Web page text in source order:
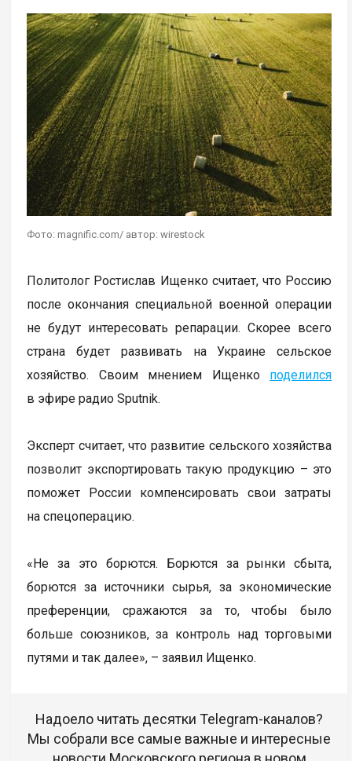
Фото: magnific.com/ автор: wirestock
Политолог Ростислав Ищенко считает, что Россию
после окончания специальной военной операции
не будут интересовать репарации. Скорее всего
страна будет развивать на Украине сельское
хозяйство. Своим мнением Ищенко поделился
в эфире радио Sputnik.
Эксперт считает, что развитие сельского хозяйства
позволит экспортировать такую продукцию – это
поможет России компенсировать свои затраты
на спецоперацию.
«Не за это борются. Борются за рынки сбыта,
борются за источники сырья, за экономические
преференции, сражаются за то, чтобы было
больше союзников, за контроль над торговыми
путями и так далее», – заявил Ищенко.
Надоело читать десятки Telegram-каналов?
Мы собрали все самые важные и интересные